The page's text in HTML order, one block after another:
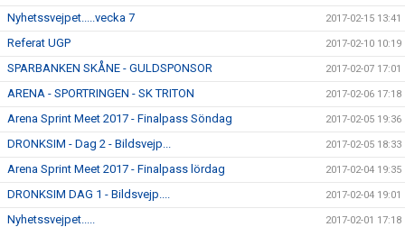
Nyhetssvejpet.....vecka 7 2017-02-15 13:41
Referat UGP 2017-02-10 10:19
SPARBANKEN SKÅNE - GULDSPONSOR 2017-02-07 17:01
ARENA - SPORTRINGEN - SK TRITON 2017-02-06 17:18
Arena Sprint Meet 2017 - Finalpass Söndag 2017-02-05 19:36
DRONKSIM - Dag 2 - Bildsvejp... 2017-02-05 18:33
Arena Sprint Meet 2017 - Finalpass lördag 2017-02-04 19:35
DRONKSIM DAG 1 - Bildsvejp.... 2017-02-04 19:01
Nyhetssvejpet..... 2017-02-01 17:18